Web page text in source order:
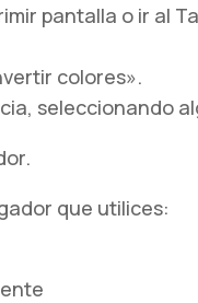
pantalla o ir al
colores».
seleccionando
que utilices: